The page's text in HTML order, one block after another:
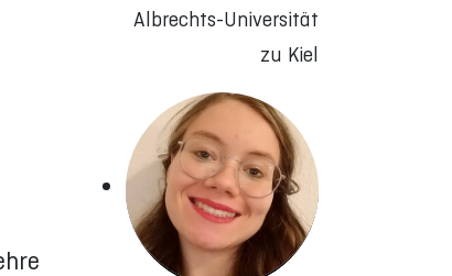
Albrechts-Universität
zu Kiel